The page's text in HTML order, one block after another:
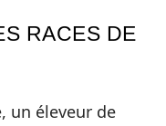
RACES DE
un éleveur de